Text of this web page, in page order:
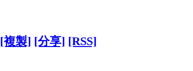
[複製] [分享] [RSS]